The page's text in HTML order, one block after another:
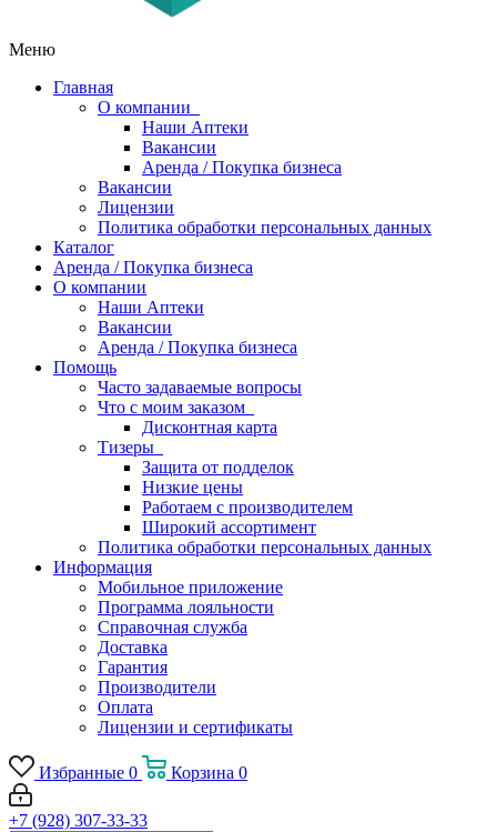
Меню
Главная
О компании
Наши Аптеки
Вакансии
Аренда / Покупка бизнеса
Вакансии
Лицензии
Политика обработки персональных данных
Каталог
Аренда / Покупка бизнеса
О компании
Наши Аптеки
Вакансии
Аренда / Покупка бизнеса
Помощь
Часто задаваемые вопросы
Что с моим заказом
Дисконтная карта
Тизеры
Защита от подделок
Низкие цены
Работаем с производителем
Широкий ассортимент
Политика обработки персональных данных
Информация
Мобильное приложение
Программа лояльности
Справочная служба
Доставка
Гарантия
Производители
Оплата
Лицензии и сертификаты
Избранные 0 Корзина 0
+7 (928) 307-33-33